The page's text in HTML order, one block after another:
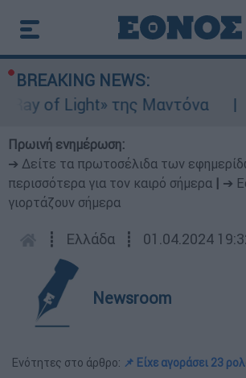
BREAKING NEWS:
of Light» της Μαντόνα
Πρωινή ενημέρωση:
➔ Δείτε τα πρωτοσέλιδα των
περισσότερα για τον καιρό σήμερα
➔
γιορτάζουν σήμερα
┋ Ελλάδα ┋ 01.04.2024
Newsroom
Ενότητες στο άρθρο: 📌 Είχε αγοράσει 23